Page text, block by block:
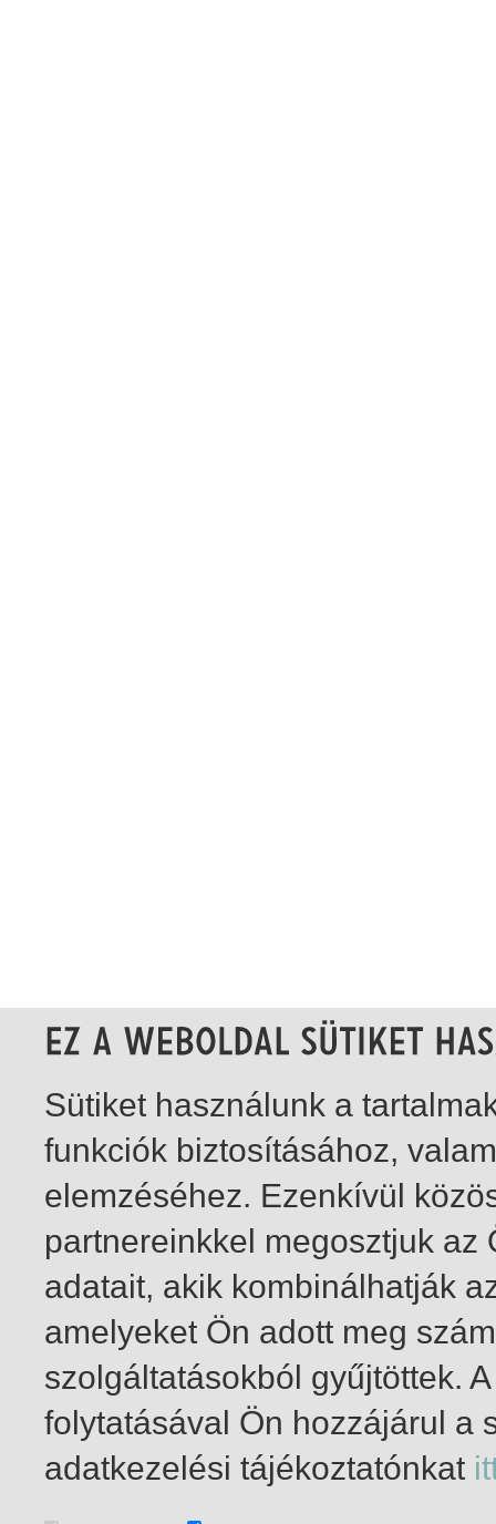
1-1 / összesen 1 találat
Sütiket használunk a
funkciók biztosításához,
elemzéséhez. Ezenkívül
partnereinkkel megosztjuk
adatait, akik kombinálhatják
amelyeket Ön adott meg
szolgáltatásokból gyűjtöttek.
folytatásával Ön hozzájárul a
adatkezelési tájékoztatónkat